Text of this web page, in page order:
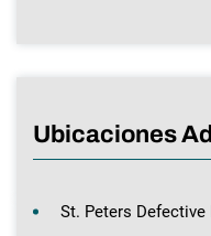
Ubicaciones
St. Peters Defective